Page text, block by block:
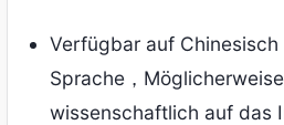
Verfügbar auf Chinesisch
Sprache，
wissenschaftlich auf das